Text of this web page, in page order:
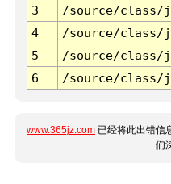
3 /source/class/
4
/source/class/
5
/source/class/
6
/source/class/
www.365jz.com 已经将此出错信
们